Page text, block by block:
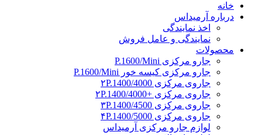
خانه
درباره آرمیداس
اخذ نمایندگی
نمایندگی و عامل فروش
محصولات
جارو مرکزی P.1600/Mini
جارو مرکزی کیسه خور P.1600/Mini
جاروی مرکزی ۲P.1400/4000
جاروی مرکزی +۲P.1400/4000
جاروی مرکزی ۳P.1400/4500
جاروی مرکزی ۴P.1400/5000
لوازم جارو مرکزی آرمیداس